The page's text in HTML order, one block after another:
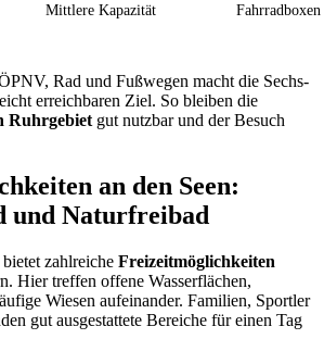
Mittlere Kapazität
Rad und Fußwegen macht die Sechs-
erreichbaren Ziel. So bleiben die
Ruhrgebiet gut nutzbar und der Besuch
an den Seen:
und Naturfreibad
zahlreiche Freizeitmöglichkeiten
Hier treffen offene Wasserflächen,
Wiesen aufeinander. Familien, Sportler
gut ausgestattete Bereiche für einen Tag